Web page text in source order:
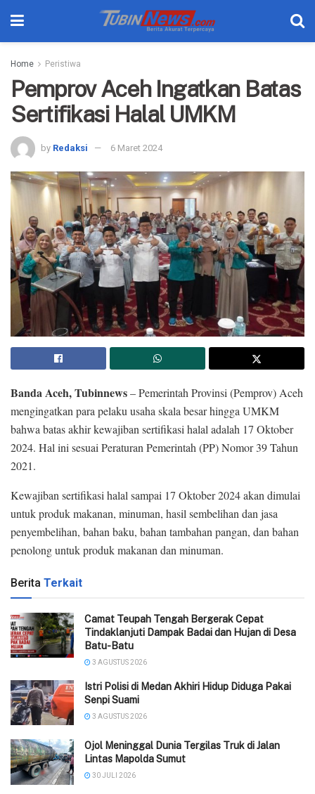
Home Peristiwa
Pemprov Aceh Ingatkan Batas
Sertifikasi Halal UMKM
by Redaksi 6 Maret 2024
Banda Aceh, Tubinnews– Pemerintah Provinsi (Pemprov) Aceh
mengingatkan para pelaku usaha skala besar hingga UMKM
bahwa batas akhir kewajiban sertifikasi halal adalah 17 Oktober
2024. Hal ini sesuai Peraturan Pemerintah (PP) Nomor 39 Tahun
2021.
Kewajiban sertifikasi halal sampai 17 Oktober 2024 akan dimulai
untuk produk makanan, minuman, hasil sembelihan dan jasa
penyembelihan, bahan baku, bahan tambahan pangan, dan bahan
penolong untuk produk makanan dan minuman.
Berita Terkait
Camat Teupah Tengah Bergerak Cepat
Tindaklanjuti Dampak Badai dan Hujan di Desa
Batu-Batu
3 AGUSTUS 2026
‎Istri Polisi di Medan Akhiri Hidup Diduga Pakai
Senpi Suami
3 AGUSTUS 2026
Ojol Meninggal Dunia Tergilas Truk di Jalan
Lintas Mapolda Sumut
30 JULI 2026